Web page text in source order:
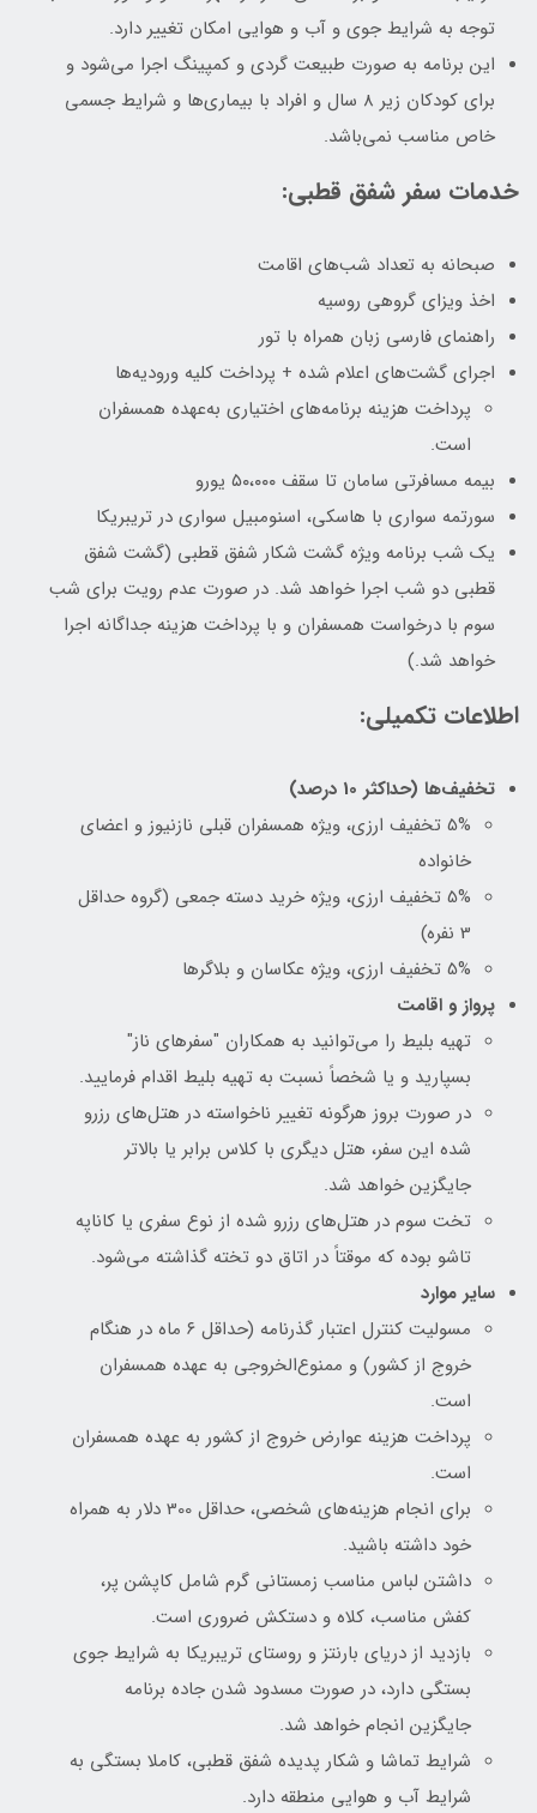
توجه به شرایط جوی و آب و هوایی امکان تغییر دارد.
این برنامه به صورت طبیعت گردی و کمپینگ اجرا می‌شود و
برای کودکان زیر 8 سال و افراد با بیماری‌ها و شرایط جسمی
خاص مناسب نمی‌باشد.
خدمات سفر شفق قطبی:
صبحانه به تعداد شب‌های اقامت
اخذ ویزای گروهی روسیه
راهنمای فارسی زبان همراه با تور
اجرای گشت‌های اعلام شده + پرداخت کلیه ورودیه‌ها
پرداخت هزینه برنامه‌های اختیاری به‌عهده همسفران
است.
بیمه مسافرتی سامان تا سقف ۵۰،۰۰۰ یورو
سورتمه سواری با هاسکی، اسنومبیل سواری در تریبریکا
یک شب برنامه ویژه گشت شکار شفق قطبی (گشت شفق
قطبی دو شب اجرا خواهد شد. در صورت عدم رویت برای شب
سوم با درخواست همسفران و با پرداخت هزینه جداگانه اجرا
خواهد شد.)
اطلاعات تکمیلی:
تخفیف‌ها (حداکثر 10 درصد)
5% تخفیف ارزی، ویژه همسفران قبلی نازنیوز و اعضای
خانواده
5% تخفیف ارزی، ویژه خرید دسته جمعی (گروه حداقل
3 نفره)
5% تخفیف ارزی، ویژه عکاسان و بلاگرها
پرواز و اقامت
تهیه بلیط را می‌توانید به همکاران "سفرهای ناز"
بسپارید و یا شخصاً نسبت به تهیه بلیط اقدام فرمایید.
در صورت بروز هرگونه تغییر ناخواسته در هتل‌های رزرو
شده این سفر، هتل دیگری با کلاس برابر یا بالاتر
جایگزین خواهد شد.
تخت سوم در هتل‌های رزرو شده از نوع سفری یا کاناپه
تاشو بوده که موقتاً در اتاق دو تخته گذاشته می‌شود.
سایر موارد
مسولیت کنترل اعتبار گذرنامه (حداقل ۶ ماه در هنگام
خروج از کشور) و ممنوع‌الخروجی به عهده همسفران
است.
پرداخت هزینه‌ عوارض خروج از کشور به عهده همسفران
است.
برای انجام هزینه‌های شخصی، حداقل 300 دلار به همراه
خود داشته باشید.
داشتن لباس مناسب زمستانی گرم شامل کاپشن پر،
کفش مناسب، کلاه و دستکش ضروری است.
بازدید از دریای بارنتز و روستای تریبریکا به شرایط جوی
بستگی دارد، در صورت مسدود شدن جاده برنامه
جایگزین انجام خواهد شد.
شرایط تماشا و شکار پدیده شفق قطبی، کاملا بستگی به
شرایط آب و هوایی منطقه دارد.